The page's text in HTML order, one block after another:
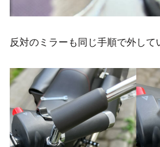
反対のミラーも同じ手順で外して